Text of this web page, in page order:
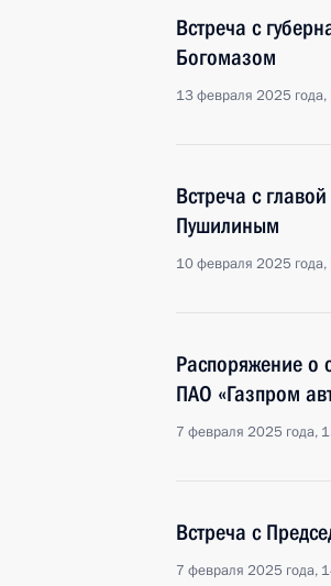
Встреча с
Богомазом
13 февраля 2025
Встреча с
Пушилиным
10 февраля 2025
Распоряжение о
ПАО «Газпром
7 февраля 2025 года,
Встреча с
7 февраля 2025 года,